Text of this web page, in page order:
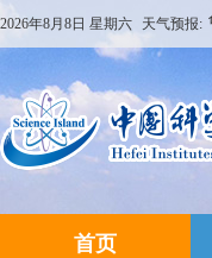
2026年8月8日 星期六 天气预报:
首页